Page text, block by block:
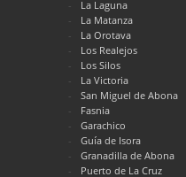
La Laguna
La Matanza
La Orotava
Los Realejos
Los Silos
La Victoria
San Miguel de Abona
Fasnia
Garachico
Guía de Isora
Granadilla de Abona
Puerto de La Cruz